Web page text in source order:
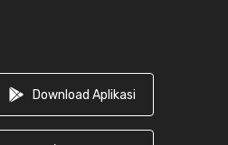
Download Aplikasi